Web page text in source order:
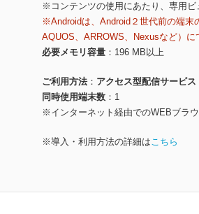
※コンテンツの使用にあたり、専用ビ
※Androidは、Android２世代前の端末
AQUOS、ARROWS、Nexusなど）に
必要メモリ容量
196 MB以上
ご利用方法
アクセス型配信サービス
同時使用端末数
1
※インターネット経由でのWEBブラ
※導入・利用方法の詳細はこちら